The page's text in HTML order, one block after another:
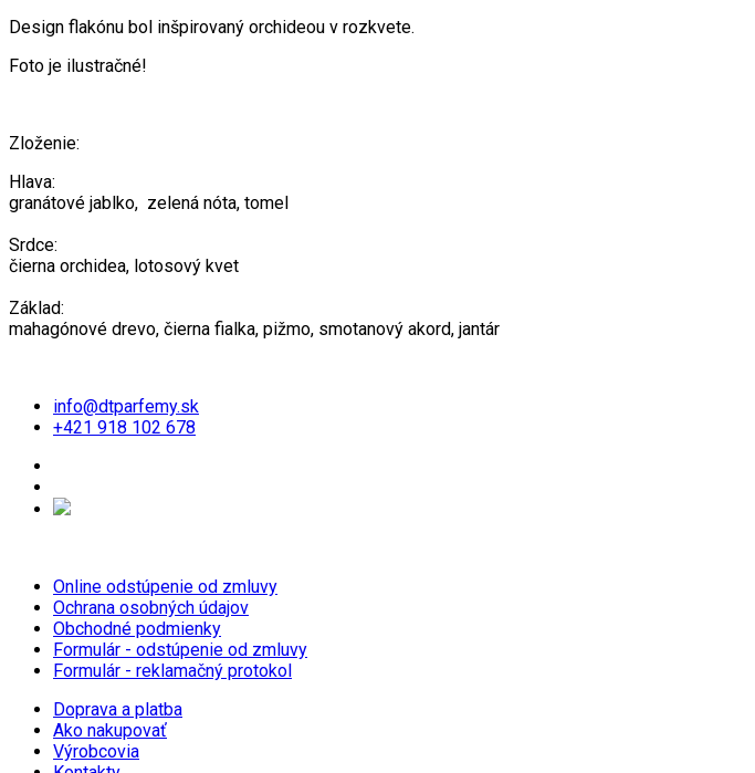
Design flakónu bol inšpirovaný orchideou v rozkvete.
Foto je ilustračné!
Zloženie:
Hlava:
granátové jablko, zelená nóta, tomel
Srdce:
čierna orchidea, lotosový kvet
Základ:
mahagónové drevo, čierna fialka, pižmo, smotanový akord, jantár
info@dtparfemy.sk
+421 918 102 678
Online odstúpenie od zmluvy
Ochrana osobných údajov
Obchodné podmienky
Formulár - odstúpenie od zmluvy
Formulár - reklamačný protokol
Doprava a platba
Ako nakupovať
Výrobcovia